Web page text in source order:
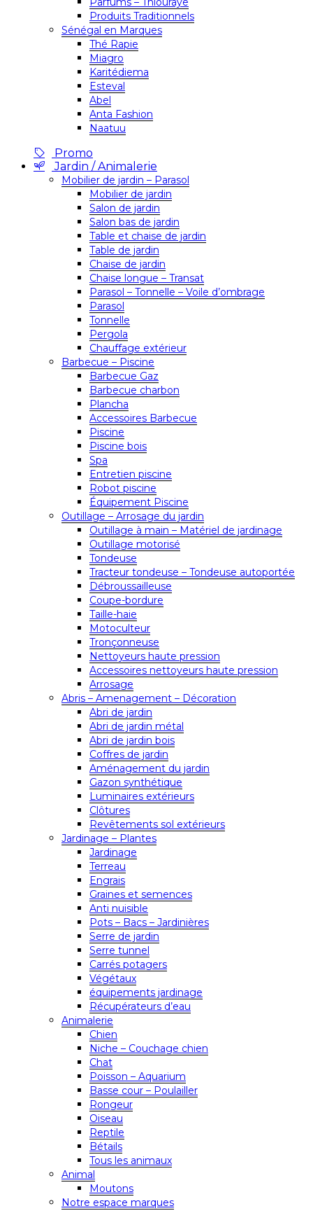
Produits Traditionnels
Sénégal en Marques
Thé Rapie
Miagro
Karitédiema
Esteval
Abel
Anta Fashion
Naatuu
Promo
Jardin / Animalerie
Mobilier de jardin – Parasol
Mobilier de jardin
Salon de jardin
Salon bas de jardin
Table et chaise de jardin
Table de jardin
Chaise de jardin
Chaise longue – Transat
Parasol – Tonnelle – Voile d’ombrage
Parasol
Tonnelle
Pergola
Chauffage extérieur
Barbecue – Piscine
Barbecue Gaz
Barbecue charbon
Plancha
Accessoires Barbecue
Piscine
Piscine bois
Spa
Entretien piscine
Robot piscine
Équipement Piscine
Outillage – Arrosage du jardin
Outillage à main – Matériel de jardinage
Outillage motorisé
Tondeuse
Tracteur tondeuse – Tondeuse autoportée
Débroussailleuse
Coupe-bordure
Taille-haie
Motoculteur
Tronçonneuse
Nettoyeurs haute pression
Accessoires nettoyeurs haute pression
Arrosage
Abris – Amenagement – Décoration
Abri de jardin
Abri de jardin métal
Abri de jardin bois
Coffres de jardin
Aménagement du jardin
Gazon synthétique
Luminaires extérieurs
Clôtures
Revêtements sol extérieurs
Jardinage – Plantes
Jardinage
Terreau
Engrais
Graines et semences
Anti nuisible
Pots – Bacs – Jardinières
Serre de jardin
Serre tunnel
Carrés potagers
Végétaux
équipements jardinage
Récupérateurs d’eau
Animalerie
Chien
Niche – Couchage chien
Chat
Poisson – Aquarium
Basse cour – Poulailler
Rongeur
Oiseau
Reptile
Bétails
Tous les animaux
Animal
Moutons
Notre espace marques